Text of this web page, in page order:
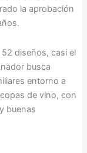
la aprobación
diseños, casi el
busca
entorno a
de vino, con
buenas